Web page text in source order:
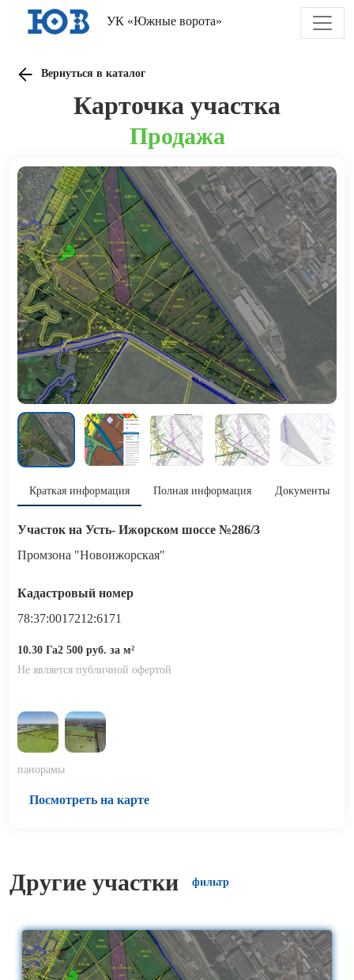
УК «Южные ворота»
Вернуться в каталог
Карточка участка
Продажа
Краткая информация Полная информация Документы
Участок на Усть- Ижорском шоссе №286/3
Промзона "Новоижорская"
Кадастровый номер
78:37:0017212:6171
10.30 Га2 500 руб. за м²
Не является публичной офертой
панорамы
Посмотреть на карте
Другие участки фильтр